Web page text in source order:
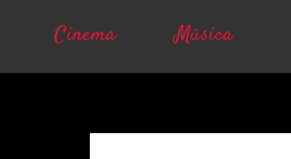
Cinema Música